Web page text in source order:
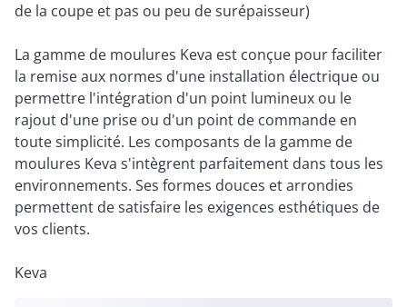
de la coupe et pas ou peu de surépaisseur)
La gamme de moulures Keva est conçue pour faciliter
la remise aux normes d'une installation électrique ou
permettre l'intégration d'un point lumineux ou le
rajout d'une prise ou d'un point de commande en
toute simplicité. Les composants de la gamme de
moulures Keva s'intègrent parfaitement dans tous les
environnements. Ses formes douces et arrondies
permettent de satisfaire les exigences esthétiques de
vos clients.
Keva